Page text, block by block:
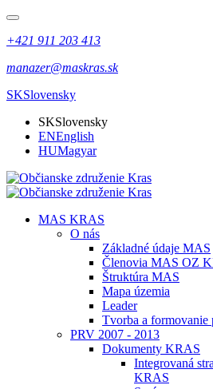
+421 911 203 413
manazer@maskras.sk
SKSlovensky
SKSlovensky
ENEnglish
HUMagyar
MAS KRAS
O nás
Základné údaje MAS
Členovia MAS OZ
Štruktúra MAS
Mapa územia
Leader
Tvorba a formovanie
PRV 2007 - 2013
Dokumenty KRAS
Integrovaná
KRAS